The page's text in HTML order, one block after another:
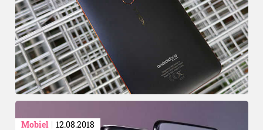
Mobiel 12.08.2018